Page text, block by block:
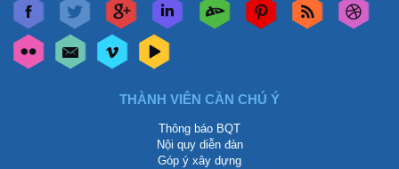
THÀNH VIÊN CẦN CHÚ Ý
Thông báo BQT
Nội quy diễn đàn
Góp ý xây dựng